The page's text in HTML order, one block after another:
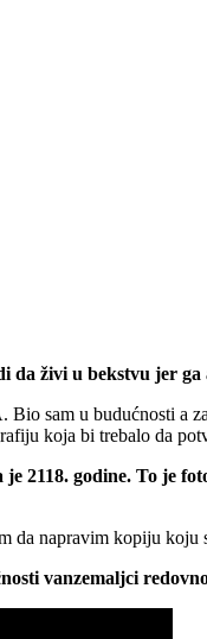
živi u bekstvu jer
sam u budućnosti a
koja bi trebalo da
2118. godine. To je
da napravim kopiju koju
vanzemaljci